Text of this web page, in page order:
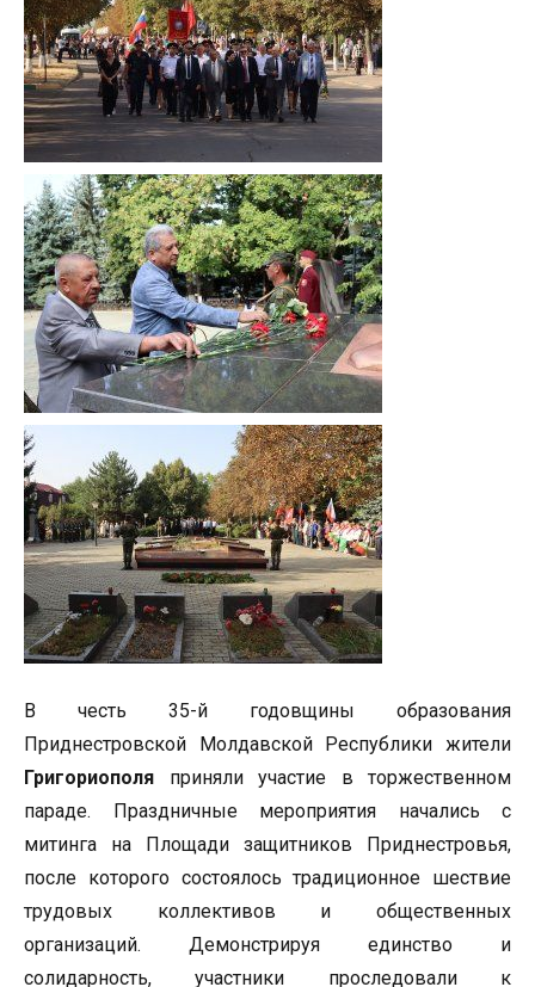
В честь 35-й годовщины образования
Приднестровской Молдавской Республики жители
Григориополя приняли участие в торжественном
параде. Праздничные мероприятия начались с
митинга на Площади защитников Приднестровья,
после которого состоялось традиционное шествие
трудовых коллективов и общественных
организаций. Демонстрируя единство и
солидарность, участники проследовали к